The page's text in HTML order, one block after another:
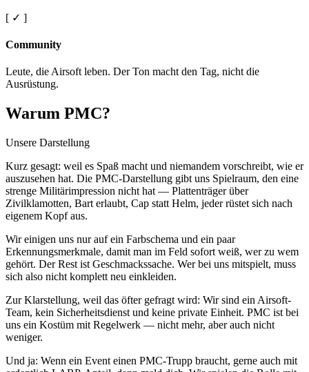
[ ✓ ]
Community
Leute, die Airsoft leben. Der Ton macht den Tag, nicht die
Ausrüstung.
Warum PMC?
Unsere Darstellung
Kurz gesagt: weil es Spaß macht und niemandem vorschreibt, wie er
auszusehen hat. Die PMC-Darstellung gibt uns Spielraum, den eine
strenge Militärimpression nicht hat — Plattenträger über
Zivilklamotten, Bart erlaubt, Cap statt Helm, jeder rüstet sich nach
eigenem Kopf aus.
Wir einigen uns nur auf ein Farbschema und ein paar
Erkennungsmerkmale, damit man im Feld sofort weiß, wer zu wem
gehört. Der Rest ist Geschmackssache. Wer bei uns mitspielt, muss
sich also nicht komplett neu einkleiden.
Zur Klarstellung, weil das öfter gefragt wird: Wir sind ein Airsoft-
Team, kein Sicherheitsdienst und keine private Einheit. PMC ist bei
uns ein Kostüm mit Regelwerk — nicht mehr, aber auch nicht
weniger.
Und ja: Wenn ein Event einen PMC-Trupp braucht, gerne auch mit